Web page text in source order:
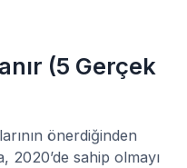
(5 Gerçek
önerdiğinden
2020’de sahip olmayı